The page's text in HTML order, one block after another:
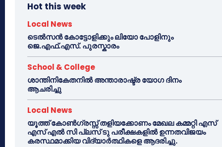
Hot this week
Local News
ടെൽസൻ കോട്ടോളിക്കും ലിയോ പോളിനും
ജെ.എഫ്.എസ്. പുരസ്കാരം
School & College
ശാന്തിനികേതനിൽ അന്താരാഷ്ട്ര യോഗ ദിനം
ആചരിച്ചു
Local News
യൂത്ത് കോൺഗ്രസ്സ് തളിയക്കോണം മേഖല കമ്മറ്റി എസ്
എസ് എൽ സി പ്ലസ് ടു പരീക്ഷകളിൽ ഉന്നതവിജയം
കരസ്ഥമാക്കിയ വിദ്യാർത്ഥികളെ ആദരിച്ചു.